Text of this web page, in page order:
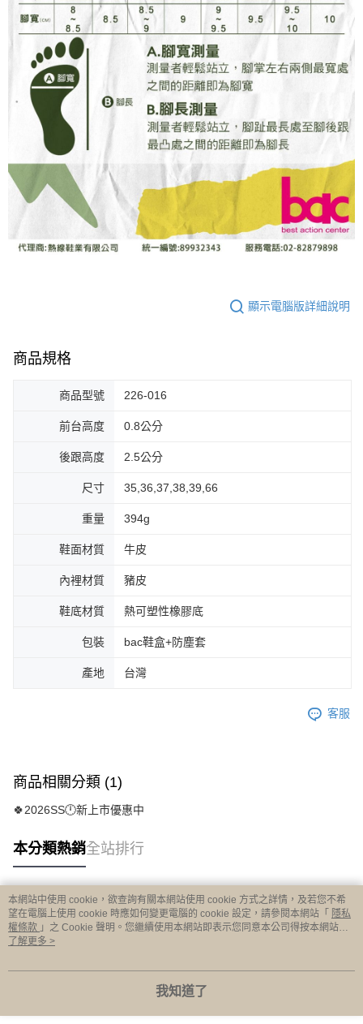
顯示電腦版詳細說明
商品規格
商品型號 226-016
前台高度 0.8公分
後跟高度 2.5公分
尺寸 35,36,37,38,39,66
重量 394g
鞋面材質 牛皮
內裡材質 豬皮
鞋底材質 熱可塑性橡膠底
包裝 bac鞋盒+防塵套
產地 台灣
客服
商品相關分類 (1)
🍀2026SS🕛新上市優惠中
本分類熱銷全站排行
熱門標籤
本網站中使用 cookie，欲查詢有關本網站使用 cookie 方式之詳情，及若您不希
望在電腦上使用 cookie 時應如何變更電腦的 cookie 設定，請參閱本網站「 隱私
權條款 」之 Cookie 聲明。您繼續使用本網站即表示您同意本公司得按本網站使
用條款之 Cookie 聲明使用 cookie。
了解更多 >
我知道了